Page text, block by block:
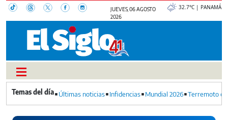
JUEVES, 06 AGOSTO
2026
32.7°C | PANAMÁ
Últimas noticias Infidencias Mundial 2026 Terremoto